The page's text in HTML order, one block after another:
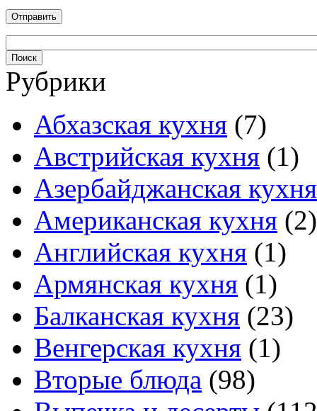
Рубрики
Абхазская кухня (7)
Австрийская кухня (1)
Азербайджанская кухня
Американская кухня (2)
Английская кухня (1)
Армянская кухня (1)
Балканская кухня (23)
Венгерская кухня (1)
Вторые блюда (98)